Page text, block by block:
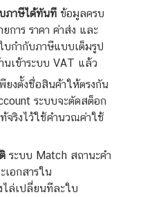
ภาษีได้ทันที ข้อมูลครบ
การ ราคา ค่าส่ง และ
บกำกับภาษีแบบเต็มรูป
นเข้าระบบ VAT แล้ว
ยงตั้งชื่อสินค้าให้ตรงกัน
ระบบจะตัดสต็อก
ริงไว้ใช้คำนวณค่าใช้
ระบบ Match สถานะคำ
อกสารใน
ไล่เปลี่ยนทีละใบ